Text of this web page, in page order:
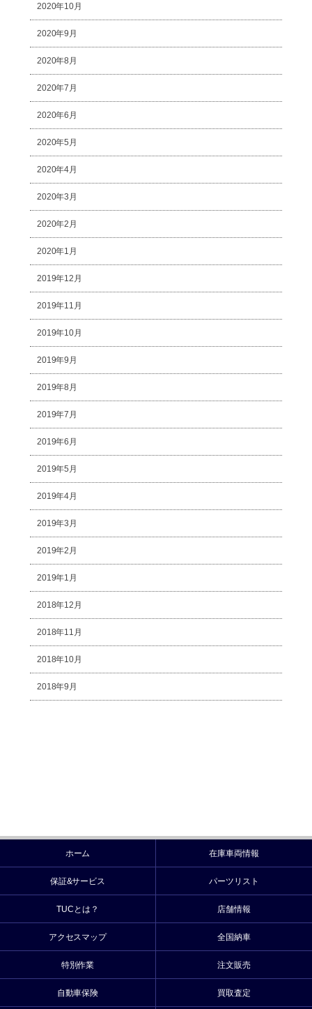
2020年10月
2020年9月
2020年8月
2020年7月
2020年6月
2020年5月
2020年4月
2020年3月
2020年2月
2020年1月
2019年12月
2019年11月
2019年10月
2019年9月
2019年8月
2019年7月
2019年6月
2019年5月
2019年4月
2019年3月
2019年2月
2019年1月
2018年12月
2018年11月
2018年10月
2018年9月
ホーム 在庫車両情報
保証&サービス パーツリスト
TUCとは？ 店舗情報
アクセスマップ 全国納車
特別作業 注文販売
自動車保険 買取査定